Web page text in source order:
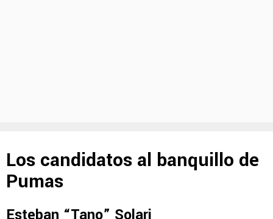
Los candidatos al banquillo de
Pumas